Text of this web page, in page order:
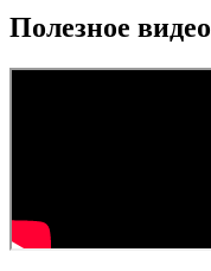
Полезное видео